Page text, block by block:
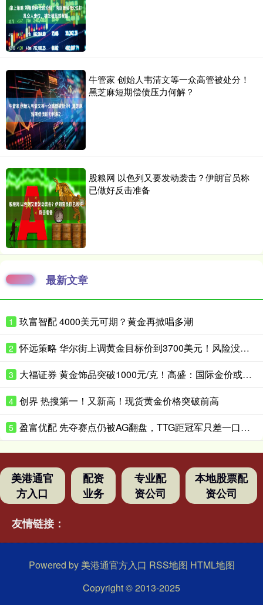
牛管家 创始人韦清文等一众高管被处分！
黑芝麻短期偿债压力何解？
股粮网 以色列又要发动袭击？伊朗官员称
已做好反击准备
最新文章
1 玖富智配 4000美元可期？黄金再掀唱多潮
2 怀远策略 华尔街上调黄金目标价到3700美元！风险没这么快消停
3 大福证券 黄金饰品突破1000元/克！高盛：国际金价或升破4200美元/盎司！
4 创界 热搜第一！又新高！现货黄金价格突破前高
5 盈富优配 先夺赛点仍被AG翻盘，TTG距冠军只差一口气？_Ming_决赛_Fly
美港通官
方入口
配资
业务
专业配
资公司
本地股票配
资公司
友情链接：
Powered by 美港通官方入口 RSS地图 HTML地图
Copyright© 2013-2025